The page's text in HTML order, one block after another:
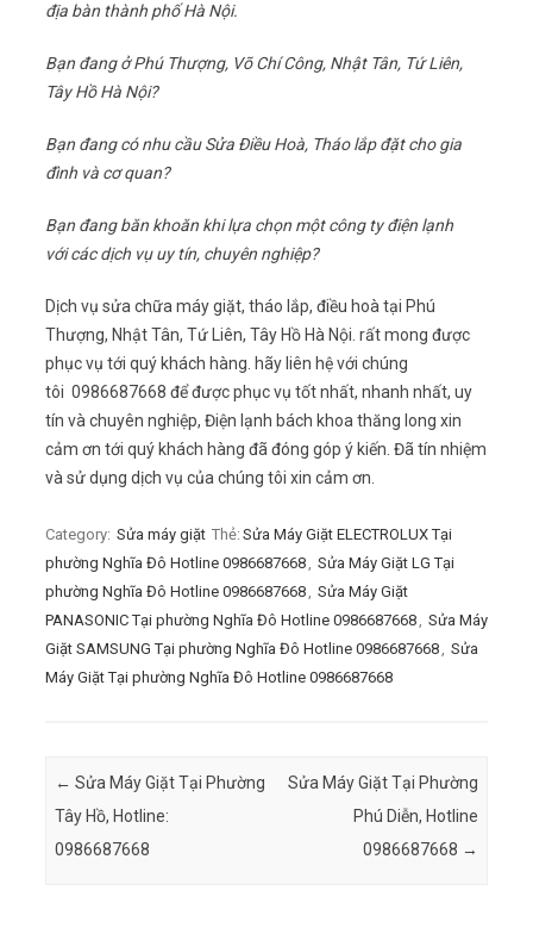
địa bàn thành phố Hà Nội.
Bạn đang ở Phú Thượng, Võ Chí Công, Nhật Tân, Tứ Liên,
Tây Hồ Hà Nội?
Bạn đang có nhu cầu Sửa Điều Hoà, Tháo lắp đặt cho gia
đình và cơ quan?
Bạn đang băn khoăn khi lựa chọn một công ty điện lạnh
với các dịch vụ uy tín, chuyên nghiệp?
Dịch vụ sửa chữa máy giặt, tháo lắp, điều hoà tại Phú
Thượng, Nhật Tân, Tứ Liên, Tây Hồ Hà Nội. rất mong được
phục vụ tới quý khách hàng. hãy liên hệ với chúng
tôi 0986687668 để được phục vụ tốt nhất, nhanh nhất, uy
tín và chuyên nghiệp, Điện lạnh bách khoa thăng long xin
cảm ơn tới quý khách hàng đã đóng góp ý kiến. Đã tín nhiệm
và sử dụng dịch vụ của chúng tôi xin cảm ơn.
Category: Sửa máy giặt Thẻ: Sửa Máy Giặt ELECTROLUX Tại
phường Nghĩa Đô Hotline 0986687668, Sửa Máy Giặt LG Tại
phường Nghĩa Đô Hotline 0986687668, Sửa Máy Giặt
PANASONIC Tại phường Nghĩa Đô Hotline 0986687668, Sửa Máy
Giặt SAMSUNG Tại phường Nghĩa Đô Hotline 0986687668, Sửa
Máy Giặt Tại phường Nghĩa Đô Hotline 0986687668
Post navigation
← Sửa Máy Giặt Tại Phường
Tây Hồ, Hotline:
0986687668
Sửa Máy Giặt Tại Phường
Phú Diễn, Hotline
0986687668 →